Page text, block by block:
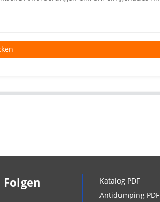
Folgen
Katalog PDF
Antidumping PDF